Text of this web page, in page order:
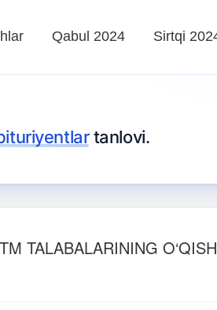
Qabul 2024 Sirtqi
tanlovi.
TALABALARINING